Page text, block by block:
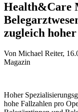
Health&Care
zugleich
Von Michael Reiter,
Magazin
Hoher
hohe Fallzahlen pro